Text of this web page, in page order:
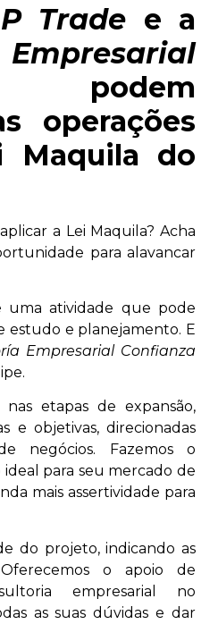
Trade e a
podem
operações
Maquila do
a Lei Maquila? Acha
para alavancar
uma atividade que pode
estudo e planejamento. E
Empresarial Confianza
etapas de expansão,
e objetivas, direcionadas
negócios. Fazemos o
para seu mercado de
mais assertividade para
do projeto, indicando as
o apoio de
empresarial no
as suas dúvidas e dar